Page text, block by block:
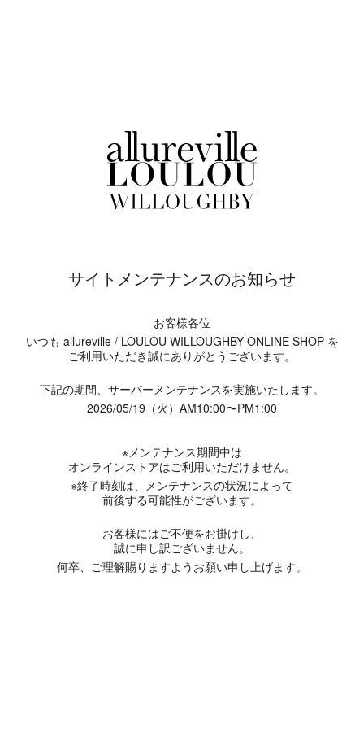
サイトメンテナンスのお知らせ
お客様各位
いつも allureville / LOULOU WILLOUGHBY ONLINE SHOP を
ご利用いただき誠にありがとうございます。
下記の期間、サーバーメンテナンスを実施いたします。
2026/05/19（火）AM10:00〜PM1:00
※メンテナンス期間中は
オンラインストアはご利用いただけません。
※終了時刻は、メンテナンスの状況によって
前後する可能性がございます。
お客様にはご不便をお掛けし、
誠に申し訳ございません。
何卒、ご理解賜りますようお願い申し上げます。